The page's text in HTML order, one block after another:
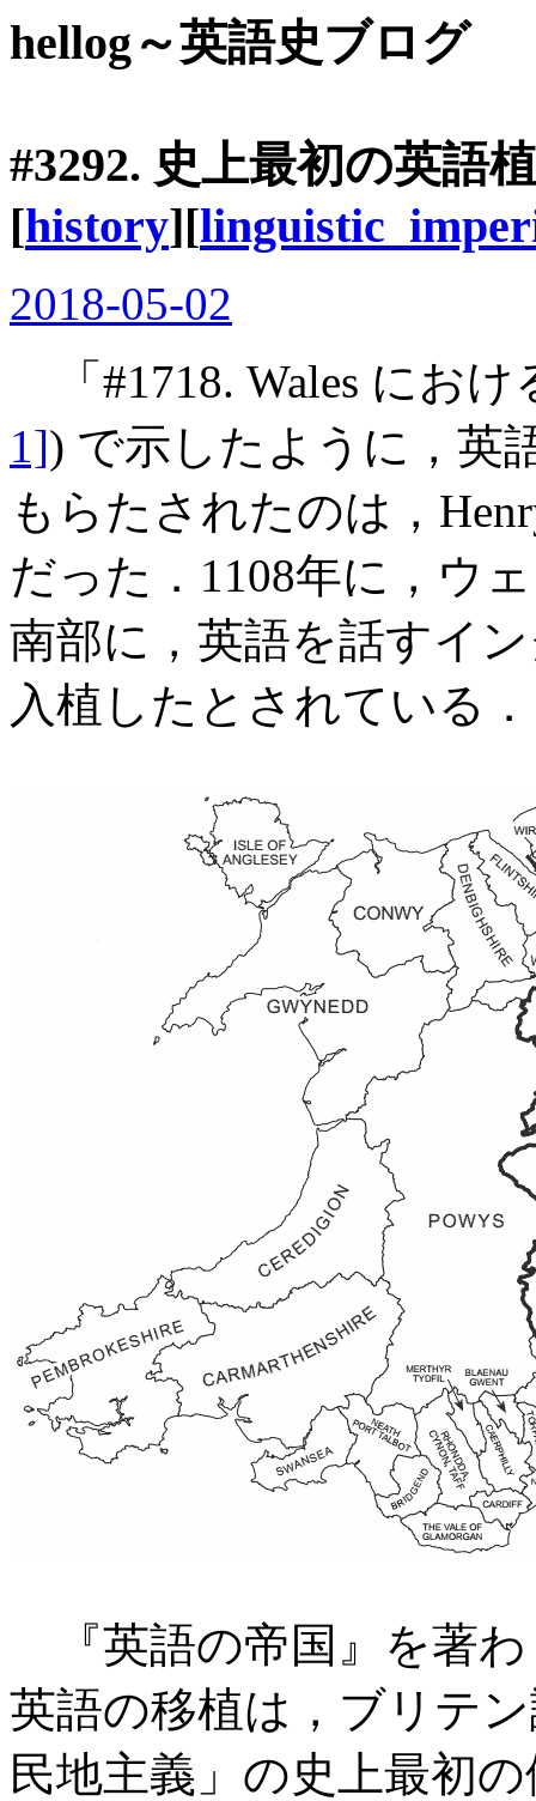
hellog～英語史ブログ
#3292. 史上最初の英語
[history][
2018-05-02
「#1718. Wales におけ
1]) で示したように，英
もらたされたのは，
だった．1108年に，ウ
南部に，英語を話すイ
入植したとされている．
『英語の帝国』を著わ
英語の移植は，ブリテ
民地主義」の史上最初